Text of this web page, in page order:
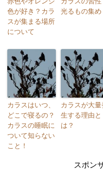
色が好き？カラ
スが集まる場所
について
光るもの集め
カラスはいつ、
どこで寝るの？
カラスの睡眠に
ついて知らない
こと！
カラスが大量
生する理由と
は？
スポン